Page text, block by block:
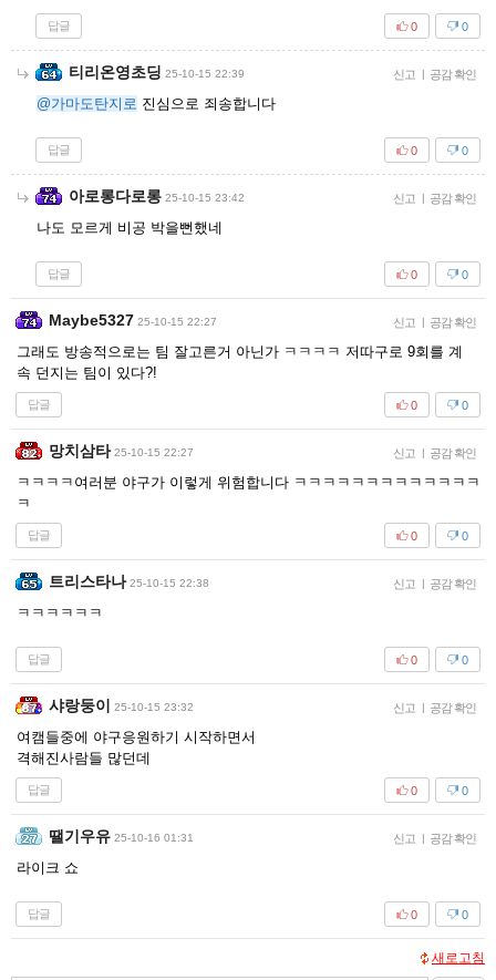
답글 0
0
티리온영초딩 25-10-15 22:39 신고 | 공감 확인
@가마도탄지로 진심으로 죄송합니다
답글 0
0
아로롱다로롱 25-10-15 23:42 신고 | 공감 확인
나도 모르게 비공 박을뻔했네
답글 0
0
Maybe5327 25-10-15 22:27 신고 | 공감 확인
그래도 방송적으로는 팀 잘고른거 아닌가 ㅋㅋㅋㅋ 저따구로 9회를 계
속 던지는 팀이 있다?!
답글 0
0
망치삼타 25-10-15 22:27 신고 | 공감 확인
ㅋㅋㅋㅋ여러분 야구가 이렇게 위험합니다 ㅋㅋㅋㅋㅋㅋㅋㅋㅋㅋㅋㅋㅋ
ㅋ
답글 0
0
트리스타나 25-10-15 22:38 신고 | 공감 확인
ㅋㅋㅋㅋㅋㅋ
답글 0
0
샤랑둥이 25-10-15 23:32 신고 | 공감 확인
여캠들중에 야구응원하기 시작하면서
격해진사람들 많던데
답글 0
0
땔기우유 25-10-16 01:31 신고 | 공감 확인
라이크 쇼
답글 0
0
새로고침